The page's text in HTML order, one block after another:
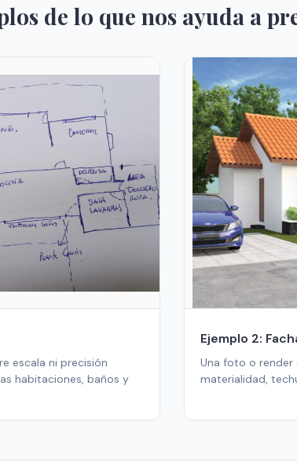
de lo que nos ayuda a
escala ni precisión
habitaciones, baños y
Ejemplo 2:
Una foto o render
materialidad,